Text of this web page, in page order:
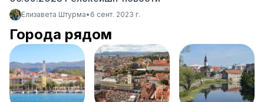
Елизавета Штурма• 6 сент. 2023 г.
Города рядом